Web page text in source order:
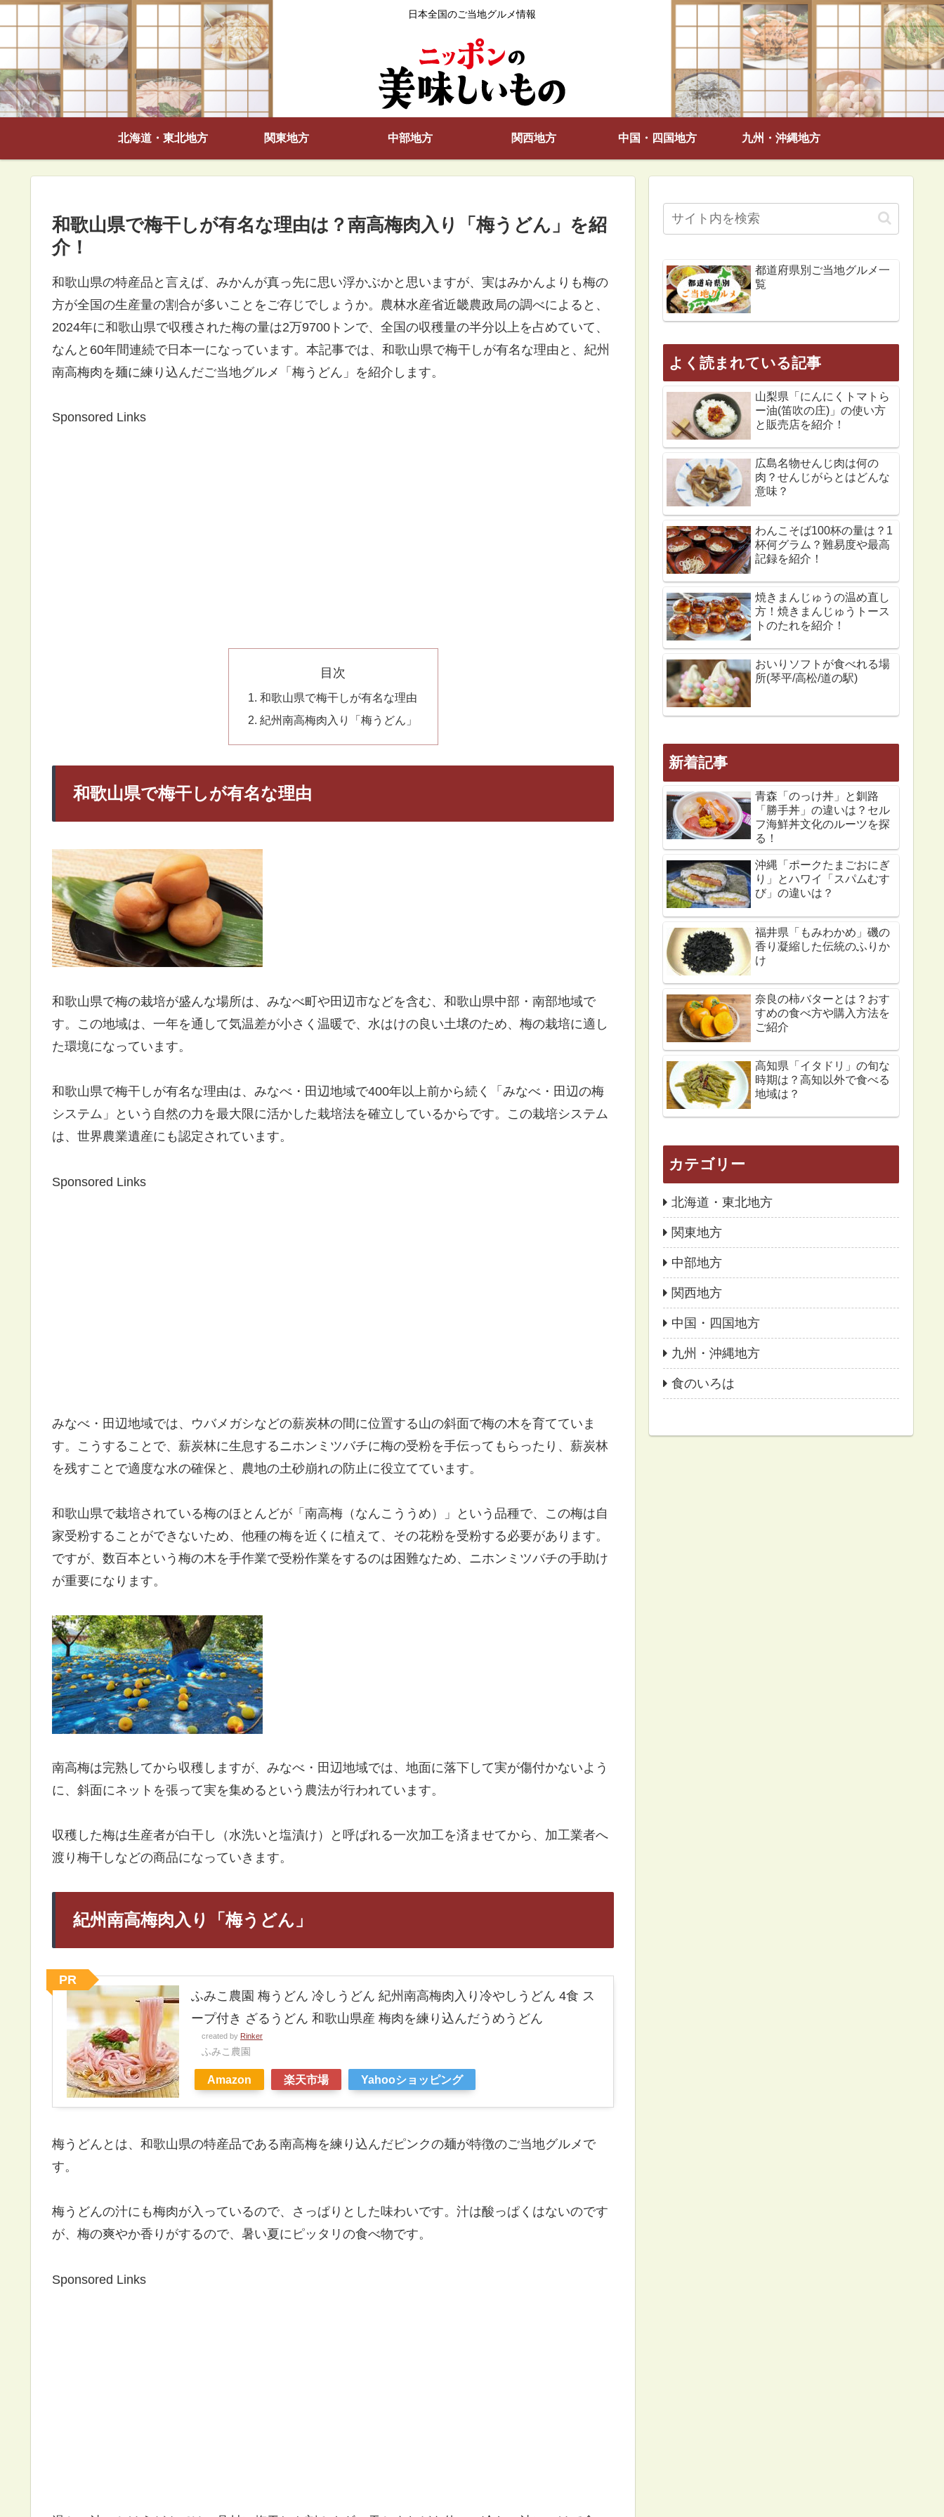
日本全国のご当地グルメ情報
北海道・東北地方 関東地方 中部地方 関西地方 中国・四国地方 九州・沖縄地方
和歌山県で梅干しが有名な理由は？南高梅肉入り「梅うどん」を紹
介！
和歌山県の特産品と言えば、みかんが真っ先に思い浮かぶかと思いますが、実はみかんよりも梅の
方が全国の生産量の割合が多いことをご存じでしょうか。農林水産省近畿農政局の調べによると、
2024年に和歌山県で収穫された梅の量は2万9700トンで、全国の収穫量の半分以上を占めていて、
なんと60年間連続で日本一になっています。本記事では、和歌山県で梅干しが有名な理由と、紀州
南高梅肉を麺に練り込んだご当地グルメ「梅うどん」を紹介します。
Sponsored Links
目次
和歌山県で梅干しが有名な理由
紀州南高梅肉入り「梅うどん」
和歌山県で梅干しが有名な理由
和歌山県で梅の栽培が盛んな場所は、みなべ町や田辺市などを含む、和歌山県中部・南部地域で
す。この地域は、一年を通して気温差が小さく温暖で、水はけの良い土壌のため、梅の栽培に適し
た環境になっています。
和歌山県で梅干しが有名な理由は、みなべ・田辺地域で400年以上前から続く「みなべ・田辺の梅
システム」という自然の力を最大限に活かした栽培法を確立しているからです。この栽培システム
は、世界農業遺産にも認定されています。
Sponsored Links
みなべ・田辺地域では、ウバメガシなどの薪炭林の間に位置する山の斜面で梅の木を育てていま
す。こうすることで、薪炭林に生息するニホンミツバチに梅の受粉を手伝ってもらったり、薪炭林
を残すことで適度な水の確保と、農地の土砂崩れの防止に役立てています。
和歌山県で栽培されている梅のほとんどが「南高梅（なんこううめ）」という品種で、この梅は自
家受粉することができないため、他種の梅を近くに植えて、その花粉を受粉する必要があります。
ですが、数百本という梅の木を手作業で受粉作業をするのは困難なため、ニホンミツバチの手助け
が重要になります。
南高梅は完熟してから収穫しますが、みなべ・田辺地域では、地面に落下して実が傷付かないよう
に、斜面にネットを張って実を集めるという農法が行われています。
収穫した梅は生産者が白干し（水洗いと塩漬け）と呼ばれる一次加工を済ませてから、加工業者へ
渡り梅干しなどの商品になっていきます。
紀州南高梅肉入り「梅うどん」
ふみこ農園 梅うどん 冷しうどん 紀州南高梅肉入り冷やしうどん 4食 ス
ープ付き ざるうどん 和歌山県産 梅肉を練り込んだうめうどん
created by Rinker
ふみこ農園
Amazon 楽天市場 Yahooショッピング
PR
梅うどんとは、和歌山県の特産品である南高梅を練り込んだピンクの麺が特徴のご当地グルメで
す。
梅うどんの汁にも梅肉が入っているので、さっぱりとした味わいです。汁は酸っぱくはないのです
が、梅の爽やか香りがするので、暑い夏にピッタリの食べ物です。
Sponsored Links
都道府県別ご当地グルメ一
覧
よく読まれている記事
山梨県「にんにくトマトら
ー油(笛吹の庄)」の使い方
と販売店を紹介！
広島名物せんじ肉は何の
肉？せんじがらとはどんな
意味？
わんこそば100杯の量は？1
杯何グラム？難易度や最高
記録を紹介！
焼きまんじゅうの温め直し
方！焼きまんじゅうトース
トのたれを紹介！
おいりソフトが食べれる場
所(琴平/高松/道の駅)
新着記事
青森「のっけ丼」と釧路
「勝手丼」の違いは？セル
フ海鮮丼文化のルーツを探
る！
沖縄「ポークたまごおにぎ
り」とハワイ「スパムむす
び」の違いは？
福井県「もみわかめ」磯の
香り凝縮した伝統のふりか
け
奈良の柿バターとは？おす
すめの食べ方や購入方法を
ご紹介
高知県「イタドリ」の旬な
時期は？高知以外で食べる
地域は？
カテゴリー
北海道・東北地方
関東地方
中部地方
関西地方
中国・四国地方
九州・沖縄地方
食のいろは